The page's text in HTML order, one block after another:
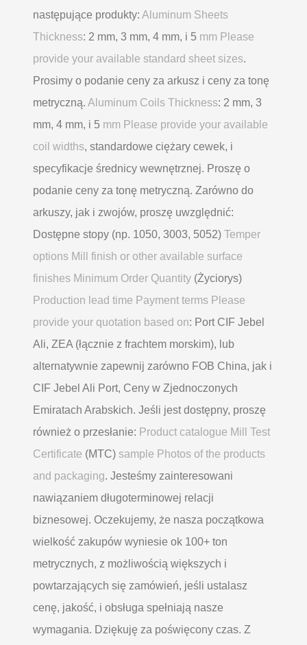
następujące produkty: Aluminum Sheets
Thickness: 2 mm, 3 mm, 4 mm, i 5 mm Please
provide your available standard sheet sizes.
Prosimy o podanie ceny za arkusz i ceny za tonę
metryczną. Aluminum Coils Thickness: 2 mm, 3
mm, 4 mm, i 5 mm Please provide your available
coil widths, standardowe ciężary cewek, i
specyfikacje średnicy wewnętrznej. Proszę o
podanie ceny za tonę metryczną. Zarówno do
arkuszy, jak i zwojów, proszę uwzględnić:
Dostępne stopy (np. 1050, 3003, 5052) Temper
options Mill finish or other available surface
finishes Minimum Order Quantity (Życiorys)
Production lead time Payment terms Please
provide your quotation based on: Port CIF Jebel
Ali, ZEA (łącznie z frachtem morskim), lub
alternatywnie zapewnij zarówno FOB China, jak i
CIF Jebel Ali Port, Ceny w Zjednoczonych
Emiratach Arabskich. Jeśli jest dostępny, proszę
również o przesłanie: Product catalogue Mill Test
Certificate (MTC) sample Photos of the products
and packaging. Jesteśmy zainteresowani
nawiązaniem długoterminowej relacji
biznesowej. Oczekujemy, że nasza początkowa
wielkość zakupów wyniesie ok 100+ ton
metrycznych, z możliwością większych i
powtarzających się zamówień, jeśli ustalasz
cenę, jakość, i obsługa spełniają nasze
wymagania. Dziękuję za poświęcony czas. Z